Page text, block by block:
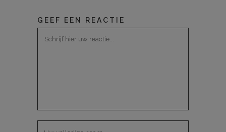
GEEF EEN REACTIE